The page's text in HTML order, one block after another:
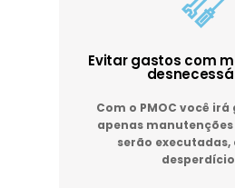
Evitar gastos com
Com o PMOC você
apenas
serão